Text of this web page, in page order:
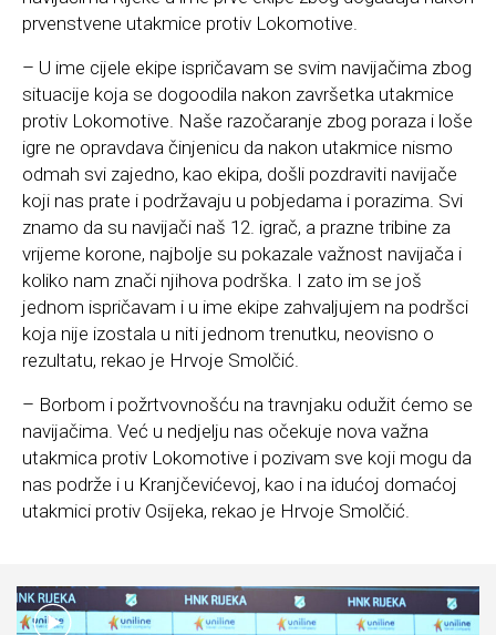
prvenstvene utakmice protiv Lokomotive.
– U ime cijele ekipe ispričavam se svim navijačima zbog
situacije koja se dogoodila nakon završetka utakmice
protiv Lokomotive. Naše razočaranje zbog poraza i loše
igre ne opravdava činjenicu da nakon utakmice nismo
odmah svi zajedno, kao ekipa, došli pozdraviti navijače
koji nas prate i podržavaju u pobjedama i porazima. Svi
znamo da su navijači naš 12. igrač, a prazne tribine za
vrijeme korone, najbolje su pokazale važnost navijača i
koliko nam znači njihova podrška. I zato im se još
jednom ispričavam i u ime ekipe zahvaljujem na podršci
koja nije izostala u niti jednom trenutku, neovisno o
rezultatu, rekao je Hrvoje Smolčić.
– Borbom i požrtvovnošću na travnjaku odužit ćemo se
navijačima. Već u nedjelju nas očekuje nova važna
utakmica protiv Lokomotive i pozivam sve koji mogu da
nas podrže i u Kranjčevićevoj, kao i na idućoj domaćoj
utakmici protiv Osijeka, rekao je Hrvoje Smolčić.